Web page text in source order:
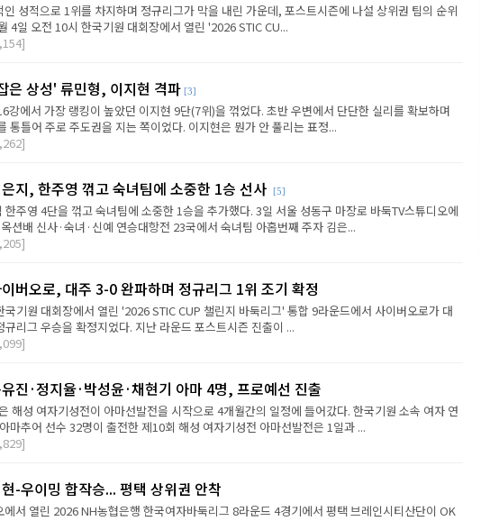
성적으로 1위를 차지하며 정규리그가 막을 내린 가운데, 포스트시즌에 나설 상위권 팀의 순위
4일 오전 10시 한국기원 대회장에서 열린 '2026 STIC CU...
은 상성' 류민형, 이지현 격파 [3]
강에서 가장 랭킹이 높았던 이지현 9단(7위)을 꺾었다. 초반 우변에서 단단한 실리를 확보하며
통틀어 주로 주도권을 지는 쪽이었다. 이지현은 뭔가 안 풀리는 표정...
지, 한주영 꺾고 숙녀팀에 소중한 1승 선사 [5]
한주영 4단을 꺾고 숙녀팀에 소중한 1승을 추가했다. 3일 서울 성동구 마장로 바둑TV스튜디오에
션배 신사·숙녀·신예 연승대항전 23국에서 숙녀팀 아홉번째 주자 김은...
버오로, 대주 3-0 완파하며 정규리그 1위 조기 확정
국기원 대회장에서 열린 '2026 STIC CUP 챌린지 바둑리그' 통합 9라운드에서 사이버오로가 대
리그 우승을 확정지었다. 지난 라운드 포스트시즌 진출이 ...
진·정지율·박성윤·채현기 아마 4명, 프로예선 진출
해성 여자기성전이 아마선발전을 시작으로 4개월간의 일정에 들어갔다. 한국기원 소속 여자 연
마추어 선수 32명이 출전한 제10회 해성 여자기성전 아마선발전은 1일과 ...
-우이밍 합작승... 평택 상위권 안착
에서 열린 2026 NH농협은행 한국여자바둑리그 8라운드 4경기에서 평택 브레인시티산단이 OK